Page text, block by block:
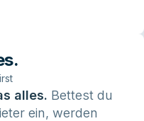
alles. Bettest du
ein, werden